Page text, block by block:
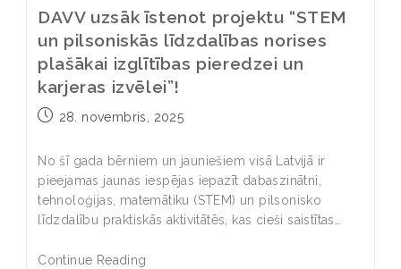
DAVV uzsāk īstenot projektu “STEM
un pilsoniskās līdzdalības norises
plašākai izglītības pieredzei un
karjeras izvēlei”!
28. novembris, 2025
No šī gada bērniem un jauniešiem visā Latvijā ir
pieejamas jaunas iespējas iepazīt dabaszinātni,
tehnoloģijas, matemātiku (STEM) un pilsonisko
līdzdalību praktiskās aktivitātēs, kas cieši saistītas…
Continue Reading